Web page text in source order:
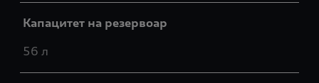
Капацитет на резервоар
56 л